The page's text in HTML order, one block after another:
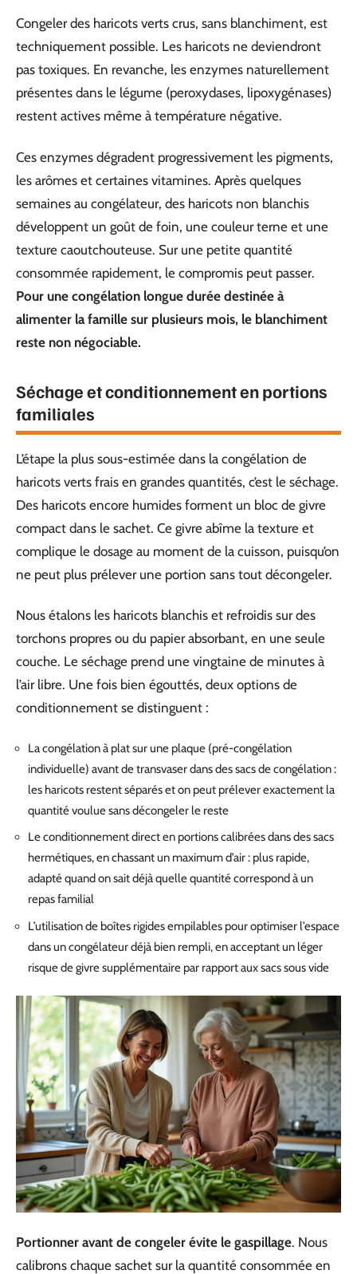
Congeler des haricots verts crus, sans blanchiment, est
techniquement possible. Les haricots ne deviendront
pas toxiques. En revanche, les enzymes naturellement
présentes dans le légume (peroxydases, lipoxygénases)
restent actives même à température négative.
Ces enzymes dégradent progressivement les pigments,
les arômes et certaines vitamines. Après quelques
semaines au congélateur, des haricots non blanchis
développent un goût de foin, une couleur terne et une
texture caoutchouteuse. Sur une petite quantité
consommée rapidement, le compromis peut passer.
Pour une congélation longue durée destinée à
alimenter la famille sur plusieurs mois, le blanchiment
reste non négociable.
Séchage et conditionnement en portions
familiales
L’étape la plus sous-estimée dans la congélation de
haricots verts frais en grandes quantités, c’est le séchage.
Des haricots encore humides forment un bloc de givre
compact dans le sachet. Ce givre abîme la texture et
complique le dosage au moment de la cuisson, puisqu’on
ne peut plus prélever une portion sans tout décongeler.
Nous étalons les haricots blanchis et refroidis sur des
torchons propres ou du papier absorbant, en une seule
couche. Le séchage prend une vingtaine de minutes à
l’air libre. Une fois bien égouttés, deux options de
conditionnement se distinguent :
La congélation à plat sur une plaque (pré-congélation
individuelle) avant de transvaser dans des sacs de congélation :
les haricots restent séparés et on peut prélever exactement la
quantité voulue sans décongeler le reste
Le conditionnement direct en portions calibrées dans des sacs
hermétiques, en chassant un maximum d’air : plus rapide,
adapté quand on sait déjà quelle quantité correspond à un
repas familial
L’utilisation de boîtes rigides empilables pour optimiser l’espace
dans un congélateur déjà bien rempli, en acceptant un léger
risque de givre supplémentaire par rapport aux sacs sous vide
Portionner avant de congeler évite le gaspillage. Nous
calibrons chaque sachet sur la quantité consommée en